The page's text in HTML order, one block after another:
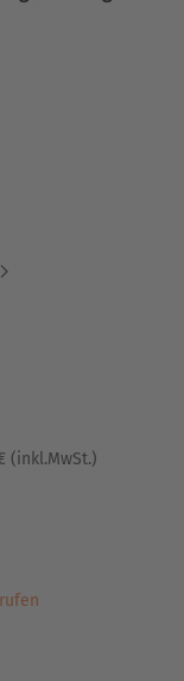
(inkl.MwSt.)